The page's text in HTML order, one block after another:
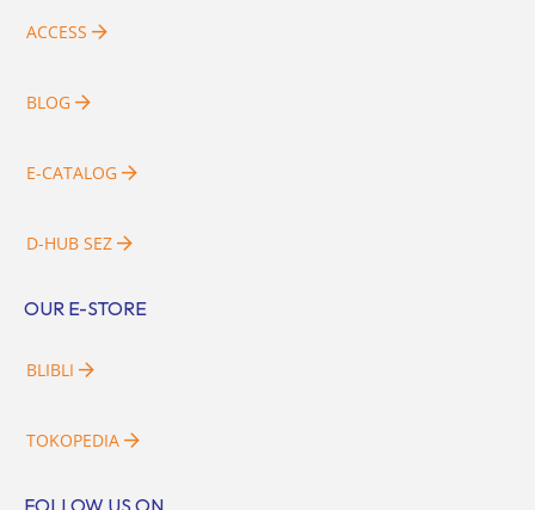
ACCESS
BLOG
E-CATALOG
D-HUB SEZ
OUR E-STORE
BLIBLI
TOKOPEDIA